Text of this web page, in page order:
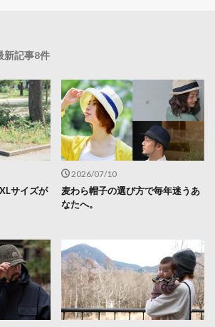
新記事8件
サイズが
2026/07/10
麦わら帽子の選び方で毎年迷うあ
なたへ。